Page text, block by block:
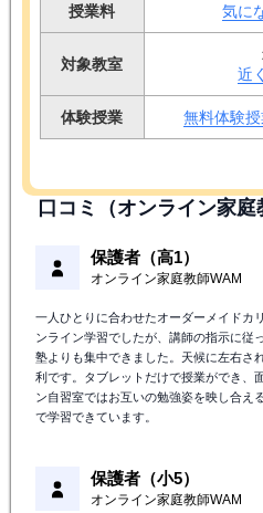
対象学年 小学生
授業料 気に
対象教室
近
体験授業 無料体験授
口コミ（オンライン家庭
保護者（高1）
オンライン家庭教師WAM
ンライン学習でしたが、講師の指示に従
塾よりも集中できました。天候に左右
利です。タブレットだけで授業ができ、